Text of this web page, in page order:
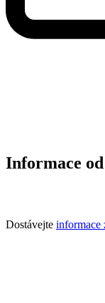
Informace od
Dostávejte informace